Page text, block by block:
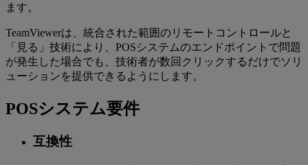
ます。
TeamViewerは、統合された範囲のリモートコントロールと
「見る」技術により、POSシステムのエンドポイントで問題
が発生した場合でも、技術者が数回クリックするだけでソリ
ューションを提供できるようにします。
POSシステム要件
互換性